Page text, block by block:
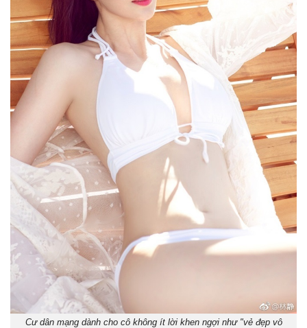
Cư dân mạng dành cho cô không ít lời khen ngợi như "vẻ đẹp vô